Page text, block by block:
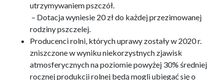
utrzymywaniem pszczół.
– Dotacja wyniesie 20 zł do każdej przezimowanej
rodziny pszczelej.
Producenci rolni, których uprawy zostały w 2020 r.
zniszczone w wyniku niekorzystnych zjawisk
atmosferycznych na poziomie powyżej 30% średniej
rocznej produkcji rolnej będą mogli ubiegać się o